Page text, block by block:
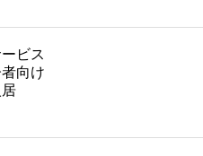
ビス
向け